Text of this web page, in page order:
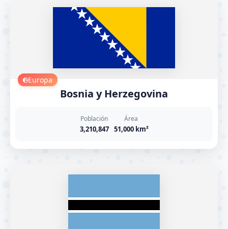
Europa
Bosnia y Herzegovina
Población
3,210,847
Área
51,000 km²